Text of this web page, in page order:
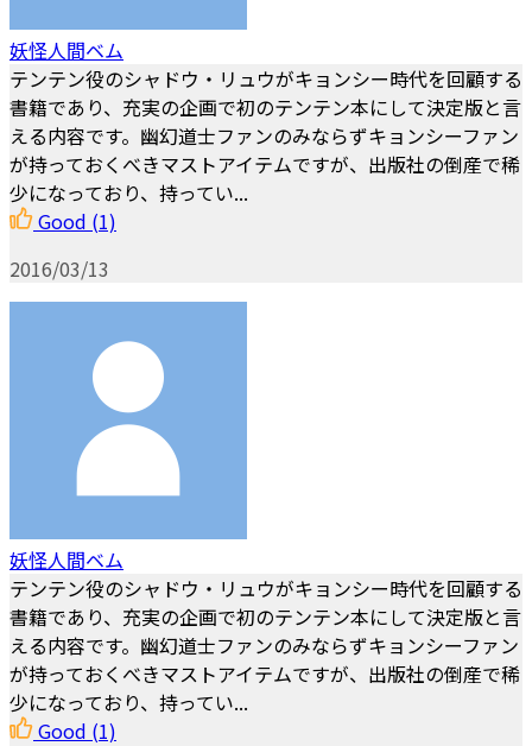
妖怪人間ベム
テンテン役のシャドウ・リュウがキョンシー時代を回顧する
書籍であり、充実の企画で初のテンテン本にして決定版と言
える内容です。幽幻道士ファンのみならずキョンシーファン
が持っておくべきマストアイテムですが、出版社の倒産で稀
少になっており、持ってい...
Good (1)
2016/03/13
妖怪人間ベム
テンテン役のシャドウ・リュウがキョンシー時代を回顧する
書籍であり、充実の企画で初のテンテン本にして決定版と言
える内容です。幽幻道士ファンのみならずキョンシーファン
が持っておくべきマストアイテムですが、出版社の倒産で稀
少になっており、持ってい...
Good (1)